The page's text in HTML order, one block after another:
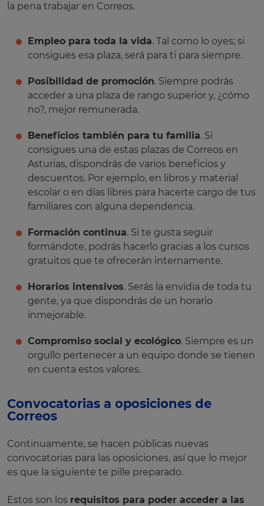
la pena trabajar en Correos.
Empleo para toda la vida. Tal como lo oyes; si
consigues esa plaza, será para ti para siempre.
Posibilidad de promoción. Siempre podrás
acceder a una plaza de rango superior y, ¿cómo
no?, mejor remunerada.
Beneficios también para tu familia. Si
consigues una de estas plazas de Correos en
Asturias, dispondrás de varios beneficios y
descuentos. Por ejemplo, en libros y material
escolar o en días libres para hacerte cargo de tus
familiares con alguna dependencia.
Formación continua. Si te gusta seguir
formándote, podrás hacerlo gracias a los cursos
gratuitos que te ofrecerán internamente.
Horarios intensivos. Serás la envidia de toda tu
gente, ya que dispondrás de un horario
inmejorable.
Compromiso social y ecológico. Siempre es un
orgullo pertenecer a un equipo donde se tienen
en cuenta estos valores.
Convocatorias a oposiciones de
Correos
Continuamente, se hacen públicas nuevas
convocatorias para las oposiciones, así que lo mejor
es que la siguiente te pille preparado.
Estos son los requisitos para poder acceder a las